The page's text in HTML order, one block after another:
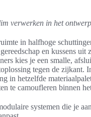
verwerken in het ontwerp
in halfhoge
en kussens uit
kies je een smalle,
tegen de zijkant.
in hetzelfde
te camoufleren binnen
systemen die je